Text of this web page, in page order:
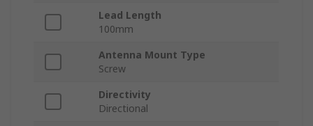
Lead Length
100mm
Antenna Mount Type
Screw
Directivity
Directional